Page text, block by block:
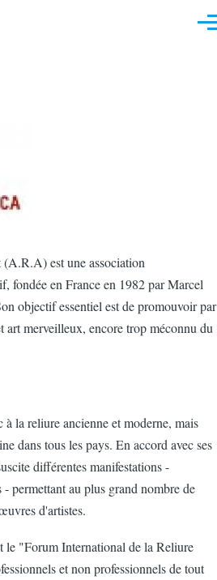
est une association
fondée en France en 1982 par Marcel
objectif essentiel est de promouvoir par
art merveilleux, encore trop méconnu du
à la reliure ancienne et moderne, mais
dans tous les pays. En accord avec ses
différentes manifestations -
permettant au plus grand nombre de
d'artistes.
le "Forum International de la Reliure
et non professionnels de tout